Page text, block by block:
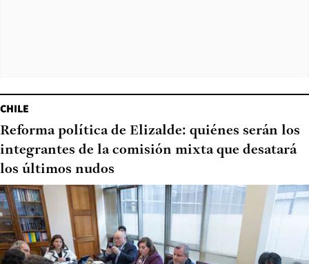
CHILE
Reforma política de Elizalde: quiénes serán los
integrantes de la comisión mixta que desatará
los últimos nudos